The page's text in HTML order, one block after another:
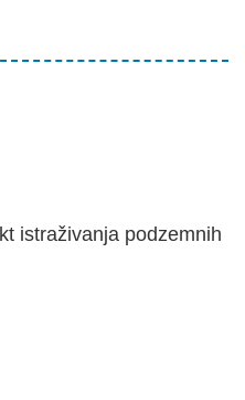
istraživanja podzemnih